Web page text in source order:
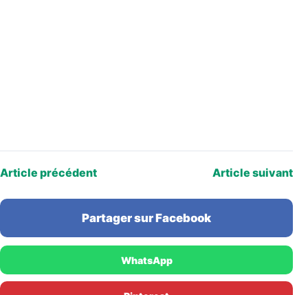
Article précédent Article suivant
Partager sur Facebook
WhatsApp